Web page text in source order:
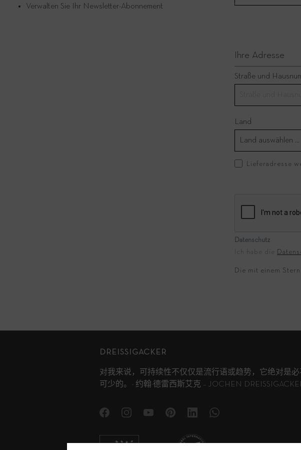
Verwalten Sie Ihr Newsletter-Abonnement
Ihre Adresse
Straße und
Land
Lieferadresse
Datenschutz
Ich habe die
Die mit einem
DREISSIGACKER
对我来说，可持续性不仅仅是流行语或趋势，它绝对是必
可少的。- 约翰·德雷西斯艾克 – JOCHEN